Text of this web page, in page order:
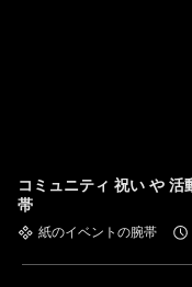
コミュニティ 祝い や
帯
紙のイベントの腕帯